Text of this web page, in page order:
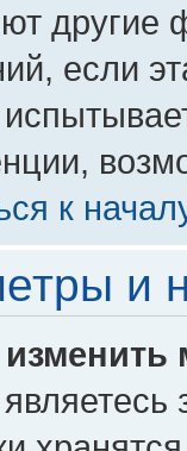
другие
если
к
и